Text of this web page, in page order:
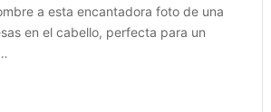
a esta encantadora foto de una
en el cabello, perfecta para un